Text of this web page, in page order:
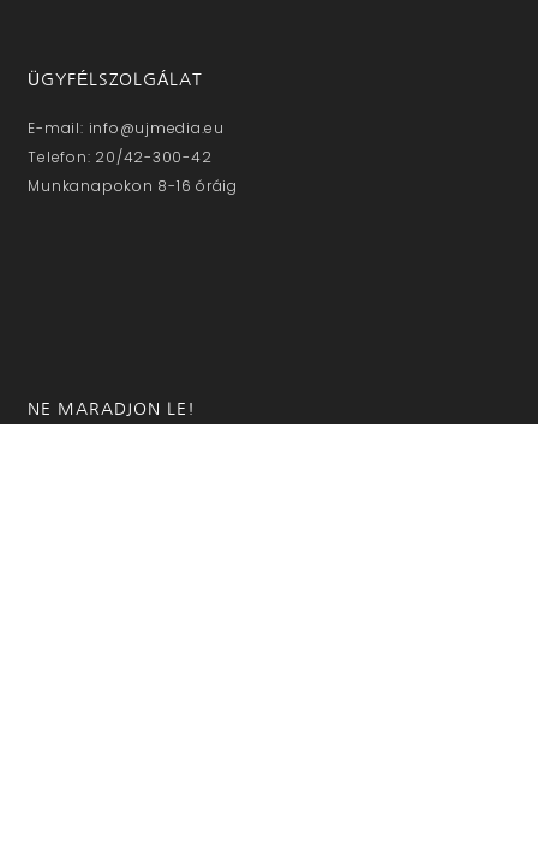
ÜGYFÉLSZOLGÁLAT
E-mail: info@ujmedia.eu
Telefon: 20/42-300-42
Munkanapokon 8-16 óráig
NE MARADJON LE!